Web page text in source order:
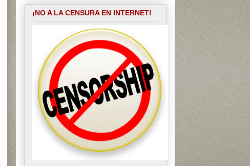
¡NO A LA CENSURA EN INTERNET!